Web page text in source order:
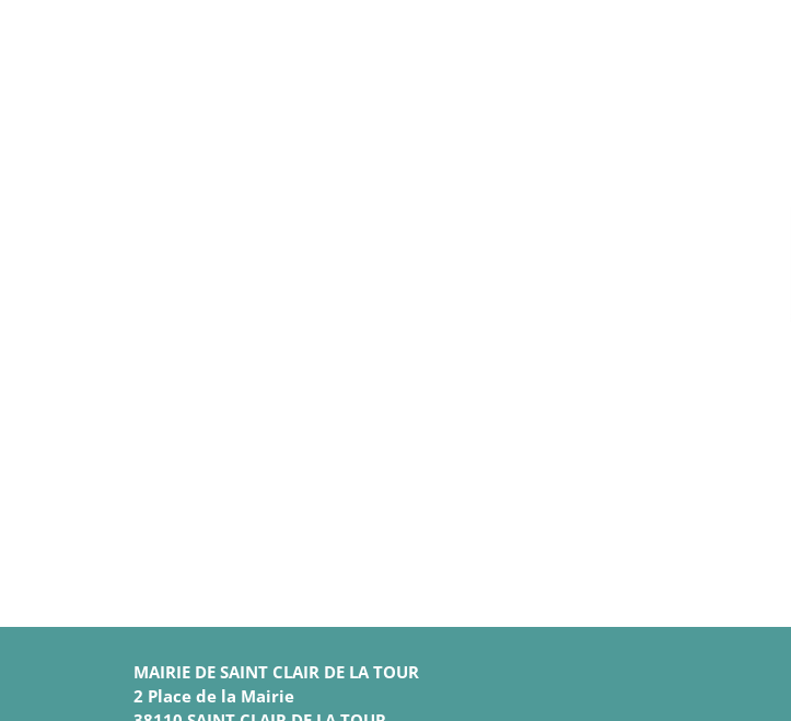
MAIRIE DE SAINT CLAIR DE LA TOUR
2 Place de la Mairie